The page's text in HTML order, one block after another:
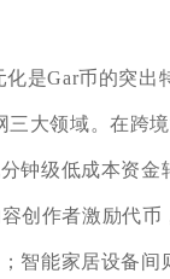
是Gar币的突出
三大领域。在跨
钟级低成本资金
创作者激励代币
智能家居设备间